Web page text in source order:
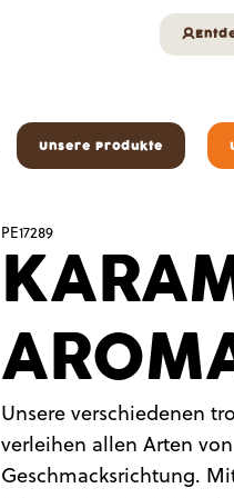
Unsere Produkte
PE17289
Unsere verschiedenen
verleihen allen Arten
Geschmacksrichtung.